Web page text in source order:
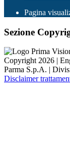
Pagina
Sezione
Copyright 2026 |
Parma S.p.A. |
Disclaimer